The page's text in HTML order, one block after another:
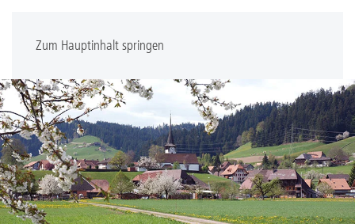
Zum Hauptinhalt springen